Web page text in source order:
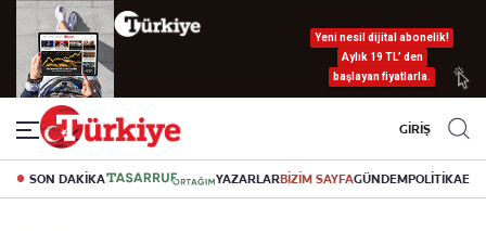
Yeni nesil dijital abonelik!
Aylık 19 TL’ den
başlayan fiyatlarla.
GİRİŞ
SON DAKİKA YAZARLARBİZİM SAYFAGÜNDEMPOLİTİKA